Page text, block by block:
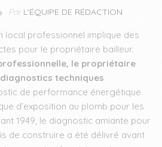
Par L'ÉQUIPE DE RÉDACTION
local professionnel implique des
pour le propriétaire bailleur.
le propriétaire
techniques
de performance énergétique
d’exposition au plomb pour les
1949, le diagnostic amiante pour
de construire a été délivré avant